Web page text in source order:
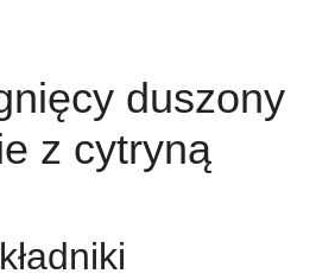
duszony
z cytryną